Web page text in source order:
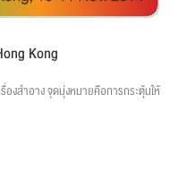
Kong
งสำอาง จุดมุ่งหมายคือการกระตุ้นให้